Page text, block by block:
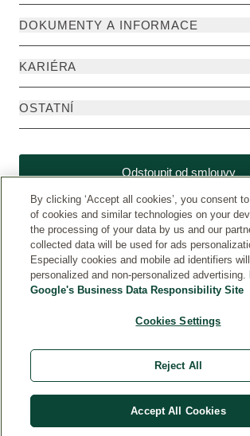
DOKUMENTY A INFORMACE
KARIÉRA
OSTATNÍ
Odstoupit od smlouvy
By clicking ‘Accept all cookies’, you consent
of cookies and similar technologies on your
the processing of your data by us and our
collected data will be used for ads
Especially cookies and mobile ad identifiers
personalized and non-personalized advertising.
Google's Business Data Responsibility Site
Cookies Settings
Reject All
Accept All Cookies